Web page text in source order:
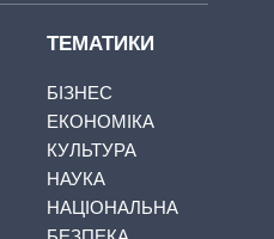
ТЕМАТИКИ
БІЗНЕС
ЕКОНОМІКА
КУЛЬТУРА
НАУКА
НАЦІОНАЛЬНА